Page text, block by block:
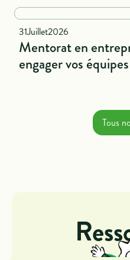
National
31Juillet2026
Mentorat en
engager vos équipes
Tous